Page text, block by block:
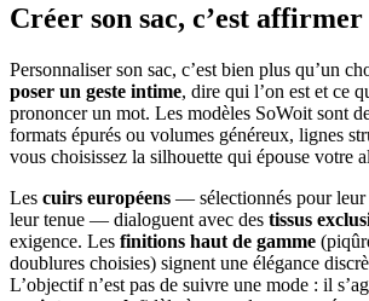
Créer son sac, c’est affirmer
Personnaliser son sac, c’est bien plus qu’un
poser un geste intime, dire qui l’on est et ce
prononcer un mot. Les modèles SoWoit sont
formats épurés ou volumes généreux, lignes
vous choisissez la silhouette qui épouse votre
Les cuirs européens — sélectionnés pour leur
leur tenue — dialoguent avec des tissus
exigence. Les finitions haut de gamme
doublures choisies) signent une élégance
L’objectif n’est pas de suivre une mode : il